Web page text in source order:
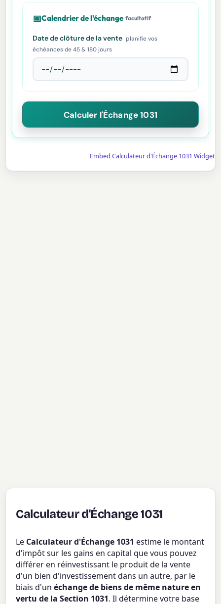
📅Calendrier de l'échange facultatif
Date de clôture de la vente planifie vos
échéances de 45 & 180 jours
Calculer l'Échange 1031
Embed Calculateur d'Échange 1031 Widget
Calculateur d'Échange 1031
Le Calculateur d'Échange 1031 estime le montant
d'impôt sur les gains en capital que vous pouvez
différer en réinvestissant le produit de la vente
d'un bien d'investissement dans un autre, par le
biais d'unéchange de biens de même nature en
vertu de la Section 1031. Il détermine votre base